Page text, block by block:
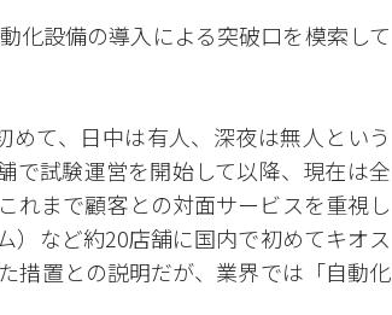
化設備の導入による突破口を模索して
て、日中は有人、深夜は無人という
で試験運営を開始して以降、現在は全
れまで顧客との対面サービスを重視し
）など約20店舗に国内で初めてキオス
措置との説明だが、業界では「自動化